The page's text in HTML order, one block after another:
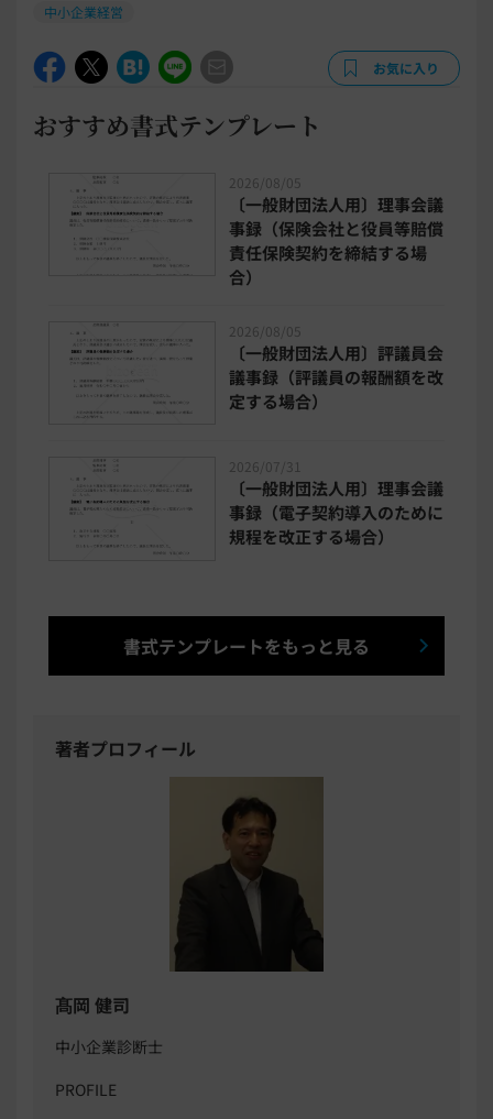
中小企業経営
お気に入り
おすすめ書式テンプレート
2026/08/05
〔一般財団法人用〕理事会議
事録（保険会社と役員等賠償
責任保険契約を締結する場
合）
2026/08/05
〔一般財団法人用〕評議員会
議事録（評議員の報酬額を改
定する場合）
2026/07/31
〔一般財団法人用〕理事会議
事録（電子契約導入のために
規程を改正する場合）
書式テンプレートをもっと見る
著者プロフィール
髙岡 健司
中小企業診断士
PROFILE